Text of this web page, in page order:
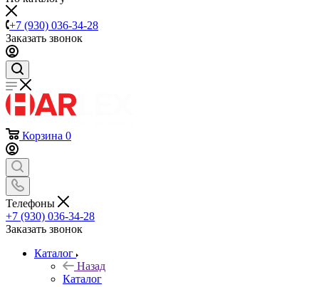
+7 (930) 036-34-28
Заказать звонок
Корзина 0
Телефоны
+7 (930) 036-34-28
Заказать звонок
Каталог
Назад
Каталог